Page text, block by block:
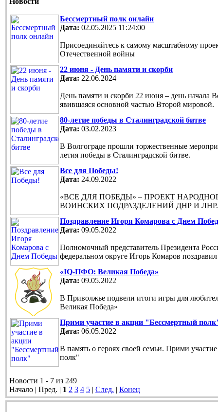
Бессмертный полк онлайн
Дата: 02.05.2025 11:24:00
Присоединяйтесь к самому масштабному
Отечественной войны
22 июня - День памяти и скорби
Дата: 22.06.2024
День памяти и скорби 22 июня – день начала
явившаяся основной частью Второй мировой.
80-летие победы в Сталинградской битве
Дата: 03.02.2023
В Волгограде прошли торжественные
летия победы в Сталинградской битве.
Все для Победы!
Дата: 24.09.2022
«ВСЕ ДЛЯ ПОБЕДЫ» – ПРОЕКТ
ВОИНСКИХ ПОДРАЗДЕЛЕНИЙ ДНР И ЛНР.
Поздравление Игоря Комарова с Днем
Дата: 09.05.2022
Полномочный представитель Президента
федеральном округе Игорь Комаров
«IQ-ПФО: Великая Победа»
Дата: 09.05.2022
В Приволжье подвели итоги игры для
Великая Победа»
Прими участие в акции "Бессмертный
Дата: 06.05.2022
В память о героях своей семьи. Прими
полк"
Новости 1 - 7 из 249
Начало | Пред. | 1 2 3 4 5 | След. | Конец